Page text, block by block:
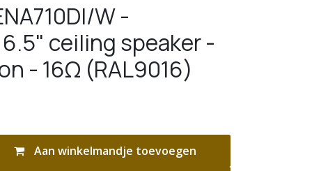
W -
ceiling speaker -
- 16Ω (RAL9016)
Aan winkelmandje toevoegen